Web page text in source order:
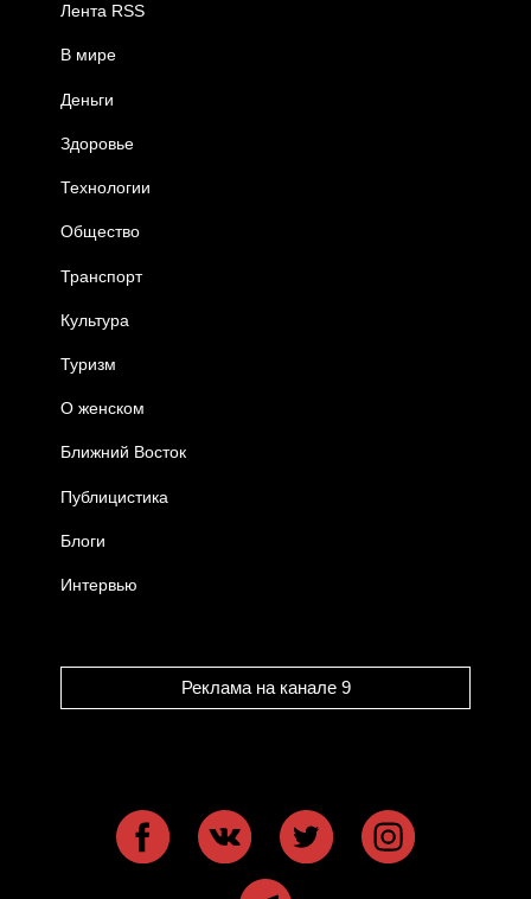
Лента RSS
В мире
Деньги
Здоровье
Технологии
Общество
Транспорт
Культура
Туризм
О женском
Ближний Восток
Публицистика
Блоги
Интервью
Реклама на канале 9